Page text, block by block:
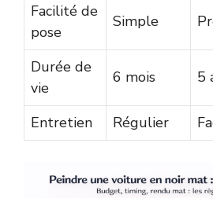
Facilité de
pose
Simple
Durée de
vie
6 mois 5
Entretien Régulier